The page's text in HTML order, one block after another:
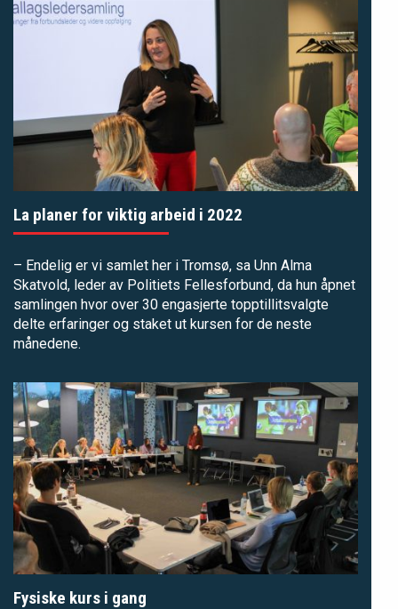
La planer for viktig arbeid i 2022
– Endelig er vi samlet her i Tromsø, sa Unn Alma
Skatvold, leder av Politiets Fellesforbund, da hun åpnet
samlingen hvor over 30 engasjerte topptillitsvalgte
delte erfaringer og staket ut kursen for de neste
månedene.
Fysiske kurs i gang